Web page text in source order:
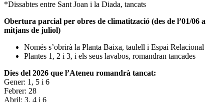
*Dissabtes entre Sant Joan i la Diada, tancats
Obertura parcial per obres de climatització (des de l’01/06 a
mitjans de juliol)
Només s’obrirà la Planta Baixa, taulell i Espai Relacional
Plantes 1, 2 i 3, i els seus lavabos, romandran tancades
Dies del 2026 que l’Ateneu romandrà tancat:
Gener: 1, 5 i 6
Febrer: 28
Abril: 3, 4 i 6